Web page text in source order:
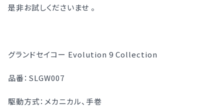
是非お試しくださいませ 。
グランドセイコー Evolution 9 Collection
品番：SLGW007
駆動方式：メカニカル、手巻